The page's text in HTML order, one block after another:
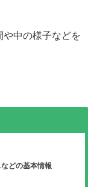
中の様子などを
どの基本情報